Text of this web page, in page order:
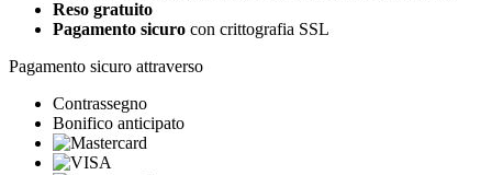
Reso gratuito
Pagamento sicuro con crittografia SSL
Pagamento sicuro attraverso
Contrassegno
Bonifico anticipato